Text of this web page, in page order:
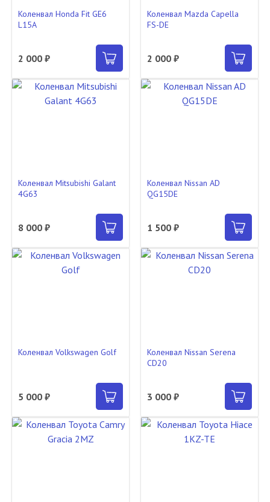
Коленвал Honda Fit GE6
L15A
2 000 ₽
Коленвал Mazda Capella
FS-DE
2 000 ₽
Коленвал Mitsubishi Galant
4G63
8 000 ₽
Коленвал Nissan AD
QG15DE
1 500 ₽
Коленвал Volkswagen Golf
5 000 ₽
Коленвал Nissan Serena
CD20
3 000 ₽